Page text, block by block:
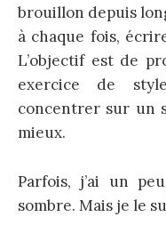
brouillon depuis
à chaque fois,
L’objectif est de
exercice de
concentrer sur un
mieux.
Parfois, j’ai un
sombre. Mais je le